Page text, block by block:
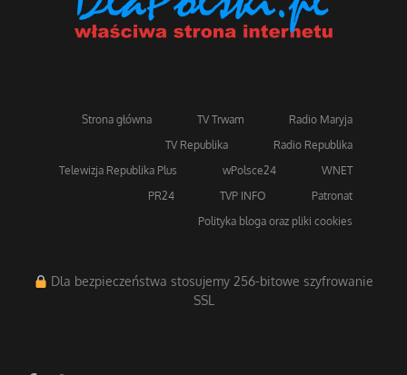
Strona główna TV Trwam
Radio Maryja
TV Republika
Radio Republika
Telewizja Republika Plus
wPolsce24
WNET
PR24
TVP INFO
Patronat
Polityka bloga oraz pliki cookies
Dla bezpieczeństwa stosujemy 256-bitowe szyfrowanie
SSL